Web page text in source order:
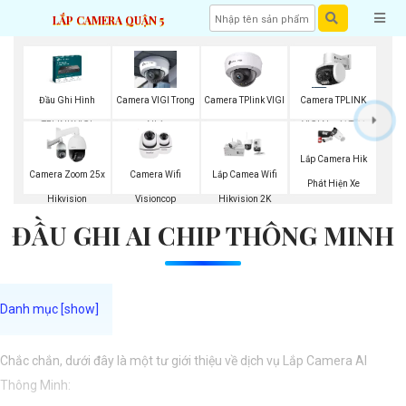
LẮP CAMERA QUẬN 5
Đầu Ghi Hình
TPLINK VIGI
Camera VIGI Trong
Nhà
Camera TPlink VIGI Camera TPLINK
VIGI Ngoài Trời
Camera Zoom 25x
Hikvision
Camera Wifi
Visioncop
Lắp Camea Wifi
Hikvision 2K
Lắp Camera Hik
Phát Hiện Xe
ĐẦU GHI AI CHIP THÔNG MINH
Chắc chắn, dưới đây là một tư giới thiệu về dịch vụ Lắp Camera AI
Thông Minh: